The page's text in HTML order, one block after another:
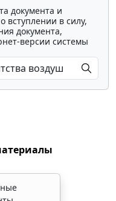
документа и
в силу,
документа,
версии системы